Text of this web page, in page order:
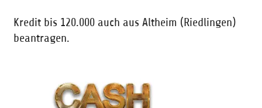
Kredit bis 120.000 auch aus Altheim (Riedlingen)
beantragen.